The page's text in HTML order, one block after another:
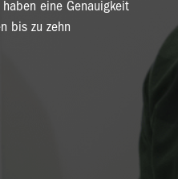
eine Genauigkeit
bis zu zehn